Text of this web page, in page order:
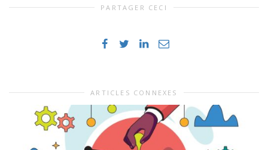
PARTAGER CECI
ARTICLES CONNEXES